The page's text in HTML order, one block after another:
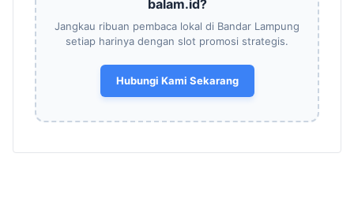
balam.id?
Jangkau ribuan pembaca lokal di Bandar Lampung
setiap harinya dengan slot promosi strategis.
Hubungi Kami Sekarang